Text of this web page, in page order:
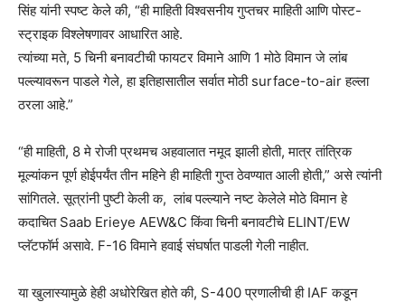
सिंह यांनी स्पष्ट केले की, “ही माहिती विश्वसनीय गुप्तचर माहिती आणि पोस्ट-
स्ट्राइक विश्लेषणावर आधारित आहे.
त्यांच्या मते, 5 चिनी बनावटीची फायटर विमाने आणि 1 मोठे विमान जे लांब
पल्ल्यावरून पाडले गेले, हा इतिहासातील सर्वात मोठी surface-to-air हल्ला
ठरला आहे.”
“ही माहिती, 8 मे रोजी प्रथमच अहवालात नमूद झाली होती, मात्र तांत्रिक
मूल्यांकन पूर्ण होईपर्यंत तीन महिने ही माहिती गुप्त ठेवण्यात आली होती,” असे त्यांनी
सांगितले. सूत्रांनी पुष्टी केली क, लांब पल्ल्याने नष्ट केलेले मोठे विमान हे
कदाचित Saab Erieye AEW&C किंवा चिनी बनावटीचे ELINT/EW
प्लॅटफॉर्म असावे. F-16 विमाने हवाई संघर्षात पाडली गेली नाहीत.
या खुलास्यामुळे हेही अधोरेखित होते की, S-400 प्रणालीची ही IAF कडून